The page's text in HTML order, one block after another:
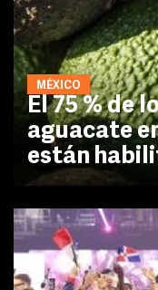
MÉXICO
El 75 % de
aguacate
están